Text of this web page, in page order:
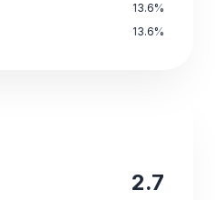
13.6%
13.6%
2.7